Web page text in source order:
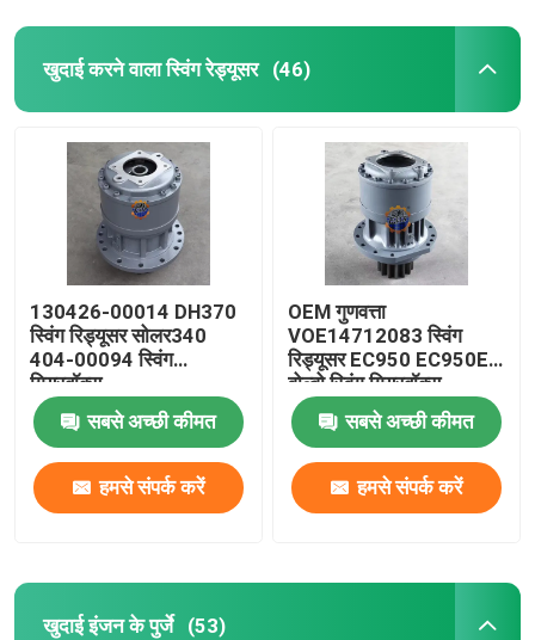
खुदाई करने वाला स्विंग रेड्यूसर (46)
130426-00014 DH370
स्विंग रिड्यूसर सोलर340
404-00094 स्विंग
गियरबॉक्स
सबसे अच्छी कीमत
हमसे संपर्क करें
OEM गुणवत्ता
VOE14712083 स्विंग
रिड्यूसर EC950 EC950E
वोल्वो स्विंग गियरबॉक्स
सबसे अच्छी कीमत
हमसे संपर्क करें
खुदाई इंजन के पुर्जे (53)